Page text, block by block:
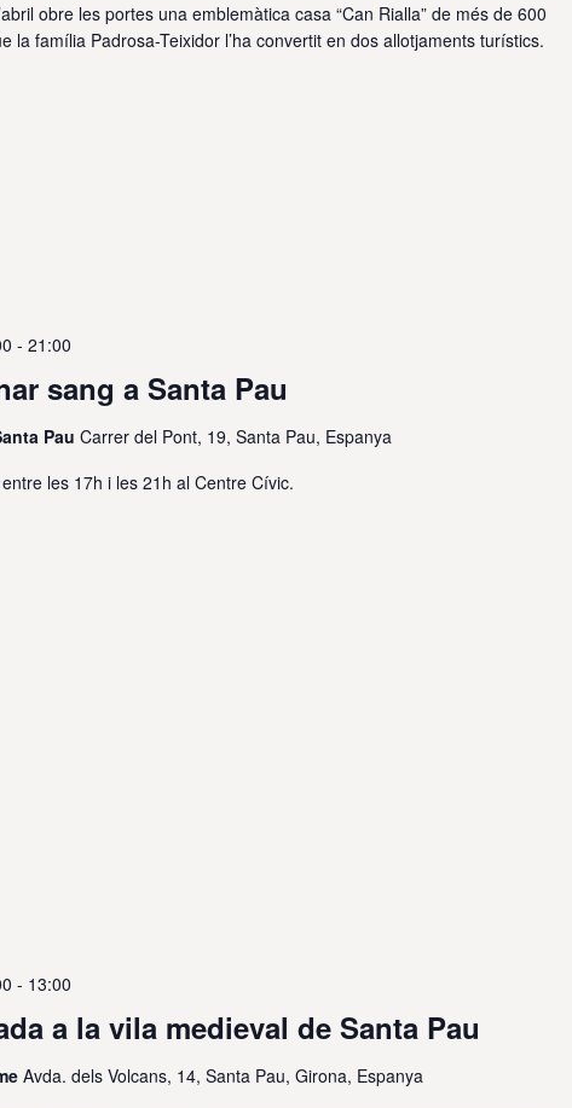
obre les portes una emblemàtica casa “Can Rialla” de més de 600
la família Padrosa-Teixidor l’ha convertit en dos allotjaments turístics.
sang a Santa Pau
-21:00
PauCarrer del Pont, 19, Santa Pau, Espanya
les 17h i les 21h al Centre Cívic.
a la vila medieval de Santa Pau
- 13:00
Avda. dels Volcans, 14, Santa Pau, Girona, Espanya